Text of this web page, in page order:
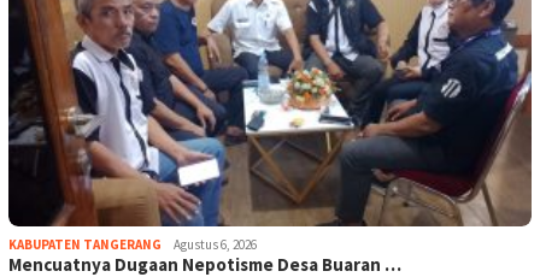
KABUPATEN TANGERANG Agustus 6, 2026
Mencuatnya Dugaan Nepotisme Desa Buaran …